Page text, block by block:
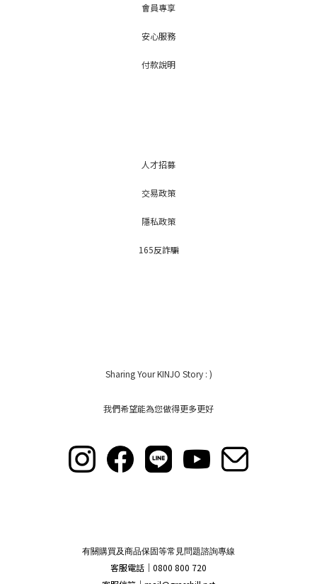
會員專享
安心服務
付款說明
人才招募
交易政策
隱私政策
165反詐騙
Sharing Your KINJO Story : )
我們希望能為您做得更多更好
有關購買及商品保固等常見問題諮詢專線
客服電話｜0800 800 720